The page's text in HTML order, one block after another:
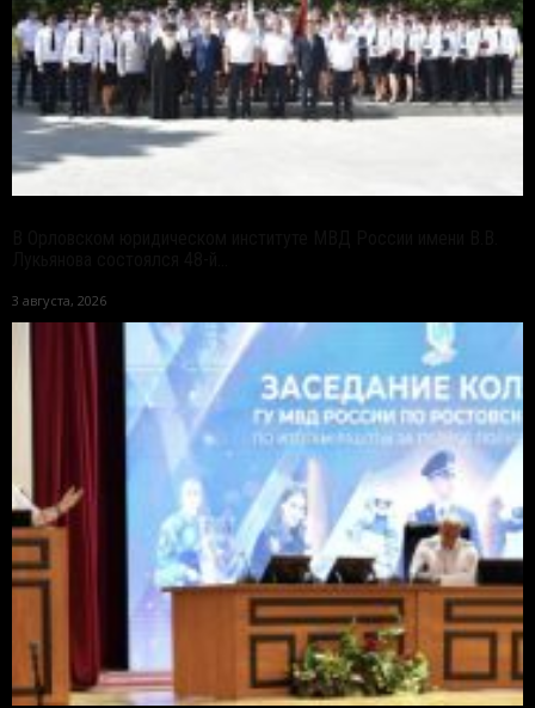
3 августа, 2026